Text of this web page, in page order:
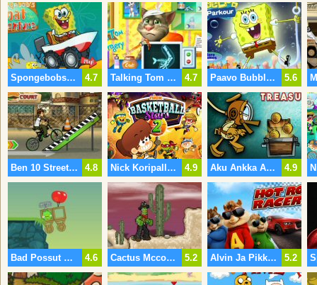
4.7
Spongebobs Vene Seikkailu 4.7
Talking Tom Arm Leikkaus 5.6
Paavo Bubble Parkour
4.8
Ben 10 Street Stunt 4.9
Nick Koripallo 2 Tähdet 4.9
Aku Ankka Aarre Vimma
4.6
Bad Possut Online Hd 2016 5.2
Cactus Mccoy 2 Raunioilla Calavera 5.2
Alvin Ja Pikkuoravat Hot Rod Racers